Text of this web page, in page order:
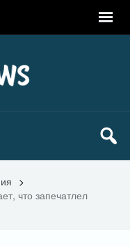
>
что запечатлел